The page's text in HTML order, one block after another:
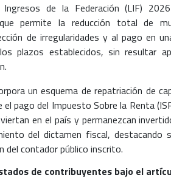
de la Federación (LIF)
permite la reducción total de
de irregularidades y al pago en
plazos establecidos, sin resultar
un esquema de repatriación de
pago del Impuesto Sobre la Renta
en el país y permanezcan
del dictamen fiscal, destacando
del contador público inscrito.
de contribuyentes bajo el